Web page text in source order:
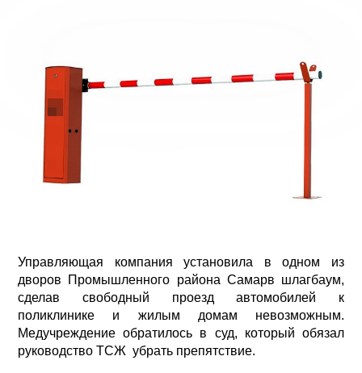
Управляющая компания установила в одном из
дворов Промышленного района Самарв шлагбаум,
сделав свободный проезд автомобилей к
поликлинике и жилым домам невозможным.
Медучреждение обратилось в суд, который обязал
руководство ТСЖ убрать препятствие.